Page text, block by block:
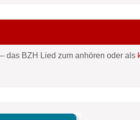
das BZH Lied zum anhören oder als